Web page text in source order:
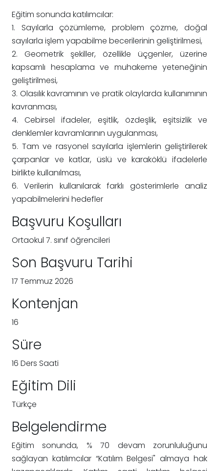
Eğitim sonunda katılımcılar:
1. Sayılarla çözümleme, problem çözme, doğal
sayılarla işlem yapabilme becerilerinin geliştirilmesi,
2. Geometrik şekiller, özellikle üçgenler, üzerine
kapsamlı hesaplama ve muhakeme yeteneğinin
geliştirilmesi,
3. Olasılık kavramının ve pratik olaylarda kullanımının
kavranması,
4. Cebirsel ifadeler, eşitlik, özdeşlik, eşitsizlik ve
denklemler kavramlarının uygulanması,
5. Tam ve rasyonel sayılarla işlemlerin geliştirilerek
çarpanlar ve katlar, üslü ve karaköklü ifadelerle
birlikte kullanılması,
6. Verilerin kullanılarak farklı gösterimlerle analiz
yapabilmelerini hedefler
Başvuru Koşulları
Ortaokul 7. sınıf öğrencileri
Son Başvuru Tarihi
17 Temmuz 2026
Kontenjan
16
Süre
16 Ders Saati
Eğitim Dili
Türkçe
Belgelendirme
Eğitim sonunda, % 70 devam zorunluluğunu
sağlayan katılımcılar “Katılım Belgesi" almaya hak